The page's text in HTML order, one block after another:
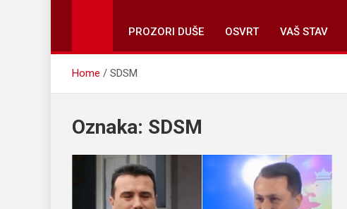
PROZORI DUŠE OSVRT VAŠ STAV
Home SDSM
Oznaka: SDSM